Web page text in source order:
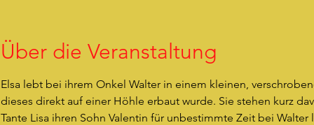
Über die Veranstaltung
Elsa lebt bei ihrem Onkel Walter in einem kleinen,
dieses direkt auf einer Höhle erbaut wurde. Sie stehen kurz
Tante Lisa ihren Sohn Valentin für unbestimmte Zeit bei